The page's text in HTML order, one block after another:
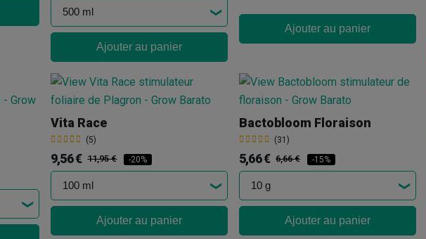
Ajouter au panier
Ajouter au panier
Vita Race
(5)
9,56 € 11,95 € -20%
Ajouter au panier
Bactobloom Floraison
(31)
5,66 € 6,66 € -15%
Ajouter au panier